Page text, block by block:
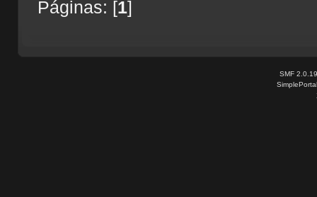
Páginas: [1]
SMF 2.0.19